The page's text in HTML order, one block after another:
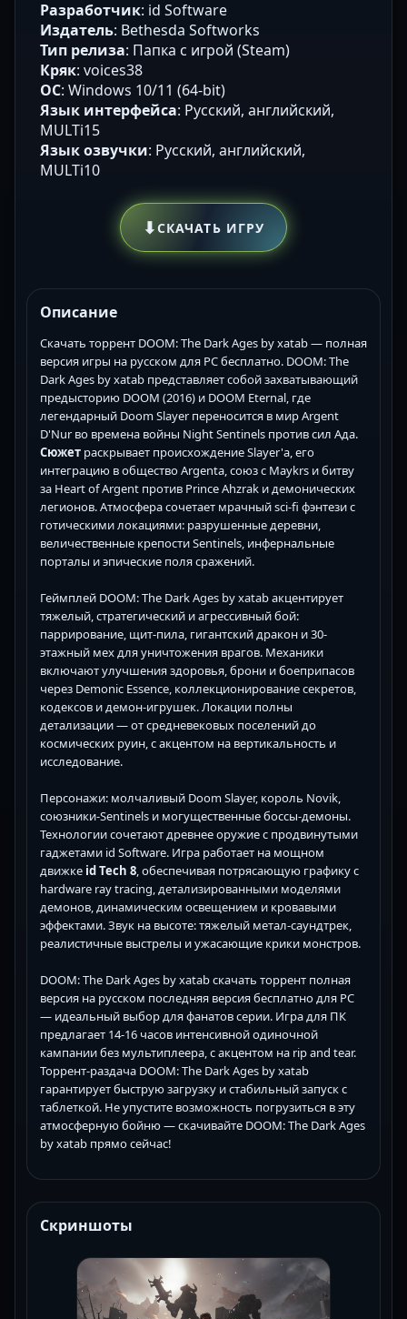
Разработчик: id Software
Издатель: Bethesda Softworks
Тип релиза: Папка с игрой (Steam)
Кряк: voices38
ОС: Windows 10/11 (64-bit)
Язык интерфейса: Русский, английский,
MULTi15
Язык озвучки: Русский, английский,
MULTi10
⬇СКАЧАТЬ ИГРУ
Описание
Скачать торрент DOOM: The Dark Ages by xatab — полная
версия игры на русском для PC бесплатно. DOOM: The
Dark Ages by xatab представляет собой захватывающий
предысторию DOOM (2016) и DOOM Eternal, где
легендарный Doom Slayer переносится в мир Argent
D'Nur во времена войны Night Sentinels против сил Ада.
Сюжет раскрывает происхождение Slayer'а, его
интеграцию в общество Argenta, союз с Maykrs и битву
за Heart of Argent против Prince Ahzrak и демонических
легионов. Атмосфера сочетает мрачный sci-fi фэнтези с
готическими локациями: разрушенные деревни,
величественные крепости Sentinels, инфернальные
порталы и эпические поля сражений.
Геймплей DOOM: The Dark Ages by xatab акцентирует
тяжелый, стратегический и агрессивный бой:
паррирование, щит-пила, гигантский дракон и 30-
этажный мех для уничтожения врагов. Механики
включают улучшения здоровья, брони и боеприпасов
через Demonic Essence, коллекционирование секретов,
кодексов и демон-игрушек. Локации полны
детализации — от средневековых поселений до
космических руин, с акцентом на вертикальность и
исследование.
Персонажи: молчаливый Doom Slayer, король Novik,
союзники-Sentinels и могущественные боссы-демоны.
Технологии сочетают древнее оружие с продвинутыми
гаджетами id Software. Игра работает на мощном
движке id Tech 8, обеспечивая потрясающую графику с
hardware ray tracing, детализированными моделями
демонов, динамическим освещением и кровавыми
эффектами. Звук на высоте: тяжелый метал-саундтрек,
реалистичные выстрелы и ужасающие крики монстров.
DOOM: The Dark Ages by xatab скачать торрент полная
версия на русском последняя версия бесплатно для PC
— идеальный выбор для фанатов серии. Игра для ПК
предлагает 14-16 часов интенсивной одиночной
кампании без мультиплеера, с акцентом на rip and tear.
Торрент-раздача DOOM: The Dark Ages by xatab
гарантирует быструю загрузку и стабильный запуск с
таблеткой. Не упустите возможность погрузиться в эту
атмосферную бойню — скачивайте DOOM: The Dark Ages
by xatab прямо сейчас!
Скриншоты